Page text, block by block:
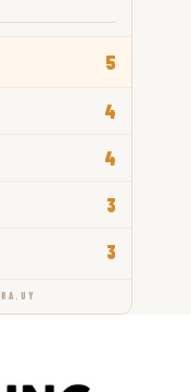
5
4
4
3
3